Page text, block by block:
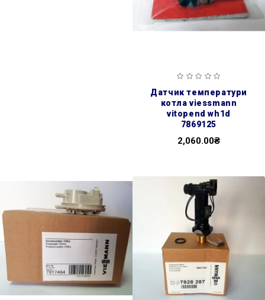
датчик температури
котла viessmann
vitopend wh1d
7869125
2,060.00₴